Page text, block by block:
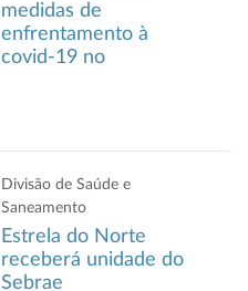
medidas de
enfrentamento à
covid-19 no
Divisão de Saúde e
Saneamento
Estrela do Norte
receberá unidade do
Sebrae